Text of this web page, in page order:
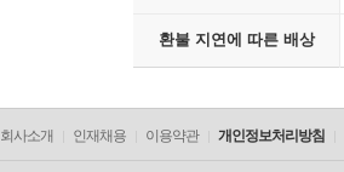
환불 지연에 따른 배상
회사소개 인재채용 이용약관 개인정보처리방침